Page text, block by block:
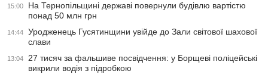
15:00
На Тернопільщині державі повернули будівлю вартістю
понад 50 млн грн
14:44
Уродженець Гусятинщини увійде до Зали світової шахової
слави
13:04
27 тисяч за фальшиве посвідчення: у Борщеві поліцейські
викрили водія з підробкою